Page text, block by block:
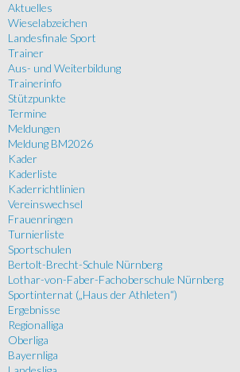
Aktuelles
Wieselabzeichen
Landesfinale Sport
Trainer
Aus- und Weiterbildung
Trainerinfo
Stützpunkte
Termine
Meldungen
Meldung BM2026
Kader
Kaderliste
Kaderrichtlinien
Vereinswechsel
Frauenringen
Turnierliste
Sportschulen
Bertolt-Brecht-Schule Nürnberg
Lothar-von-Faber-Fachoberschule Nürnberg
Sportinternat („Haus der Athleten“)
Ergebnisse
Regionalliga
Oberliga
Bayernliga